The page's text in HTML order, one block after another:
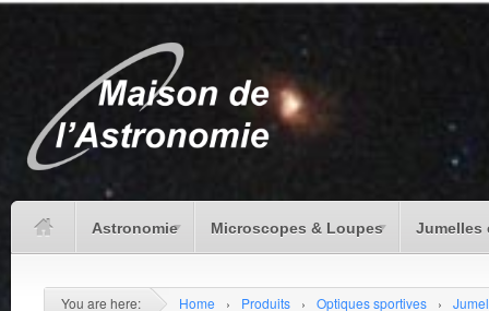
Astronomie Microscopes & Loupes Jumelles
You are here: Home › Produits › Optiques sportives ›